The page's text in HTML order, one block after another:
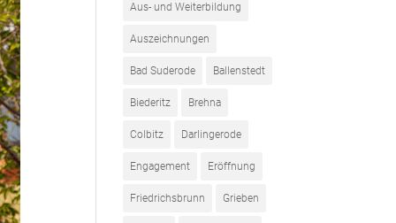
Aus- und Weiterbildung
Auszeichnungen
Bad Suderode Ballenstedt
Biederitz Brehna
Colbitz Darlingerode
Engagement Eröffnung
Friedrichsbrunn Grieben